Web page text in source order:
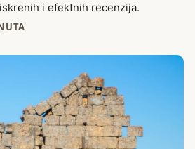
i efektnih recenzija.